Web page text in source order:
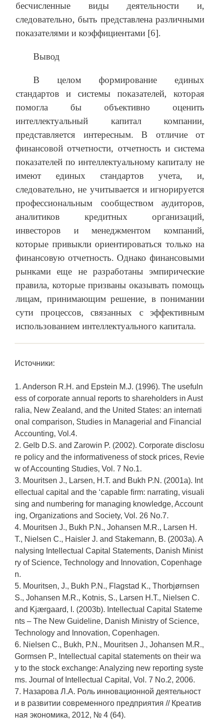
бесчисленные виды деятельности и,
следовательно, быть представлена различными
показателями и коэффициентами [6].
Вывод
В целом формирование единых
стандартов и системы показателей, которая
помогла бы объективно оценить
интеллектуальный капитал компании,
представляется интересным. В отличие от
финансовой отчетности, отчетность и система
показателей по интеллектуальному капиталу не
имеют единых стандартов учета, и,
следовательно, не учитывается и игнорируется
профессиональным сообществом аудиторов,
аналитиков кредитных организаций,
инвесторов и менеджментом компаний,
которые привыкли ориентироваться только на
финансовую отчетность. Однако финансовыми
рынками еще не разработаны эмпирические
правила, которые призваны оказывать помощь
лицам, принимающим решение, в понимании
сути процессов, связанных с эффективным
использованием интеллектуального капитала.
Источники:
1. Anderson R.H. and Epstein M.J. (1996). The usefuln
ess of corporate annual reports to shareholders in Aust
ralia, New Zealand, and the United States: an internati
onal comparison, Studies in Managerial and Financial
Accounting, Vol.4.
2. Gelb D.S. and Zarowin P. (2002). Corporate disclosu
re policy and the informativeness of stock prices, Revie
w of Accounting Studies, Vol. 7 No.1.
3. Mouritsen J., Larsen, H.T. and Bukh P.N. (2001a). Int
ellectual capital and the ‘capable ﬁrm: narrating, visuali
sing and numbering for managing knowledge, Account
ing, Organizations and Society, Vol. 26 No.7.
4. Mouritsen J., Bukh P.N., Johansen M.R., Larsen H.
T., Nielsen C., Haisler J. and Stakemann, B. (2003a). A
nalysing Intellectual Capital Statements, Danish Minist
ry of Science, Technology and Innovation, Copenhage
n.
5. Mouritsen, J., Bukh P.N., Flagstad K., Thorbjørnsen
S., Johansen M.R., Kotnis, S., Larsen H.T., Nielsen C.
and Kjærgaard, I. (2003b). Intellectual Capital Stateme
nts – The New Guideline, Danish Ministry of Science,
Technology and Innovation, Copenhagen.
6. Nielsen C., Bukh, P.N., Mouritsen J., Johansen M.R.,
Gormsen P., Intellectual capital statements on their wa
y to the stock exchange: Analyzing new reporting syste
ms. Journal of Intellectual Capital, Vol. 7 No.2, 2006.
7. Назарова Л.А. Роль инновационной деятельност
и в развитии современного предприятия // Креатив
ная экономика, 2012, № 4 (64).